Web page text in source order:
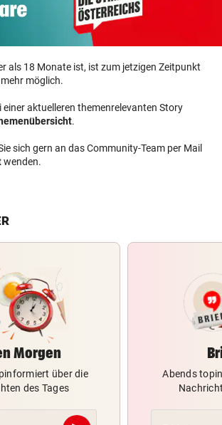
als 18 Monate ist, ist zum jetzigen Zeitpunkt
möglich.
einer aktuelleren themenrelevanten Story
.
sich gern an das Community-Team per Mail
wenden.
Morgen
über die
des Tages
Abends